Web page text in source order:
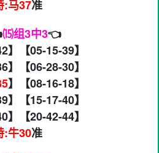
:马37准
⒂组3中3👈
】【05-15-39】
】【06-28-30】
】【08-16-18】
】【15-17-40】
】【20-42-44】
:牛30准